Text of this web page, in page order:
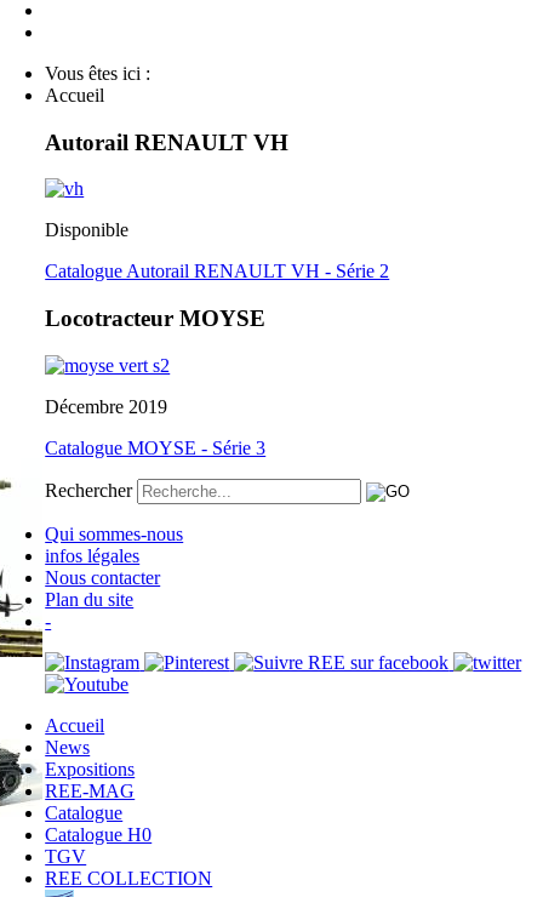
Vous êtes ici :
Accueil
Autorail RENAULT VH
Disponible
Catalogue Autorail RENAULT VH - Série 2
Locotracteur MOYSE
Décembre 2019
Catalogue MOYSE - Série 3
Rechercher
Qui sommes-nous
infos légales
Nous contacter
Plan du site
-
Accueil
News
Expositions
REE-MAG
Catalogue
Catalogue H0
TGV
REE COLLECTION